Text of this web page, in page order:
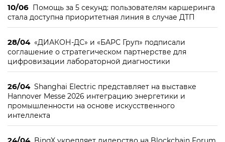
10/06 Помощь за 5 секунд: пользователям каршеринга
стала доступна приоритетная линия в случае ДТП
28/04 «ДИАКОН-ДС» и «БАРС Груп» подписали
соглашение о стратегическом партнерстве для
цифровизации лабораторной диагностики
26/04 Shanghai Electric представляет на выставке
Hannover Messe 2026 интеграцию энергетики и
промышленности на основе искусственного
интеллекта